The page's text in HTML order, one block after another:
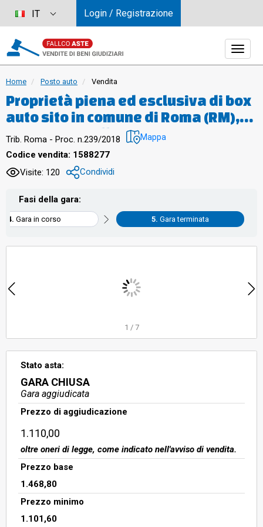
Home Posto auto Vendita
Proprietà piena ed esclusiva di box
auto sito in comune di Roma (RM),
quartiere "Collatino", municipio IV,
via di Grotta di Gregna 23, piano S3,
interno 65, posto all'interno di un
edificio interrato con destinazione
d'uso autorimessa, avente una
superficie lorda di 13,65 mq. e
un’altezza di circa 2,45 m.,
confinante con spazio di manovra
box auto interno 66 sub 69, salvo
altri, censito al catasto fabbricati
particella 1285, su
Trib. Roma - Proc. n.239/2018 Mappa
Codice vendita: 1588277
Visite: 120
Condividi
Fasi della gara:
Gara in corso Gara terminata
1 / 7
Stato asta:
GARA CHIUSA
Gara aggiudicata
Prezzo di aggiudicazione
1.110,00
oltre oneri di legge, come indicato nell'avviso di vendita.
Prezzo base
1.468,80
Prezzo minimo
1.101,60
IT Login / Registrazione